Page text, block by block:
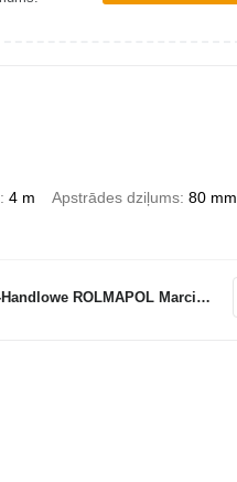
4 m Apstrādes dziļums 80 mm
ROLMAPOL Marcin Dziekan